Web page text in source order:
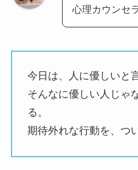
心理カウンセ
今日は、人に優しいと
そんなに優しい人じゃ
る。
期待外れな行動を、つ